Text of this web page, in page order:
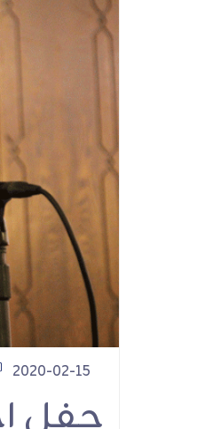
2020-02-15